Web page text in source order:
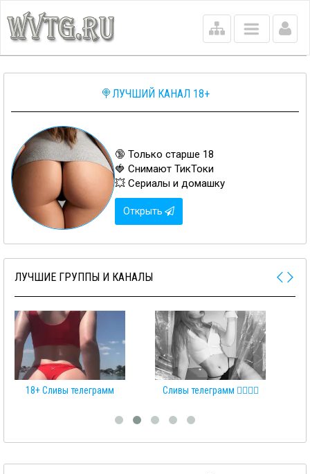
Main
menu
🍭ЛУЧШИЙ КАНАЛ 18+
🔞 Только старше 18
🍓 Снимают ТикТоки
💥 Сериалы и домашку
Открыть
ЛУЧШИЕ ГРУППЫ И КАНАЛЫ
18+ Сливы телеграмм Сливы телеграмм 👩‍❤️‍💋‍👨